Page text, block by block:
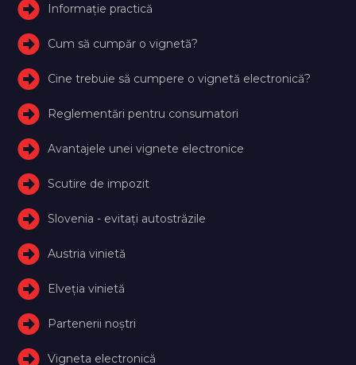
Informație practică
Cum să cumpăr o vignetă?
Cine trebuie să cumpere o vignetă electronică?
Reglementări pentru consumatori
Avantajele unei vignete electronice
Scutire de impozit
Slovenia - evitați autostrăzile
Austria vinietă
Elveţia vinietă
Partenerii noștri
Vigneta electronică